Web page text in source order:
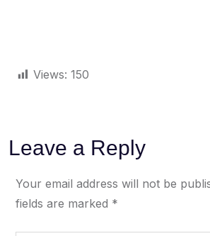
Views: 150
Leave a Reply
Your email address will not be
fields are marked *